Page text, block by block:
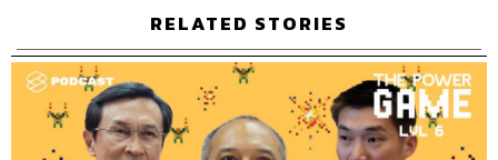
Sound Designer & Engineer กฤตพล จียะเกียรติ
Art Directorฉัตรชัย เฉยชิต
Proofreaderภาวิกา ขันติศรีสกุล
Webmastersอารยา ปานศรี
Channel Manager เชษฐพงศ์ ชูประดิษฐ์
RELATED STORIES